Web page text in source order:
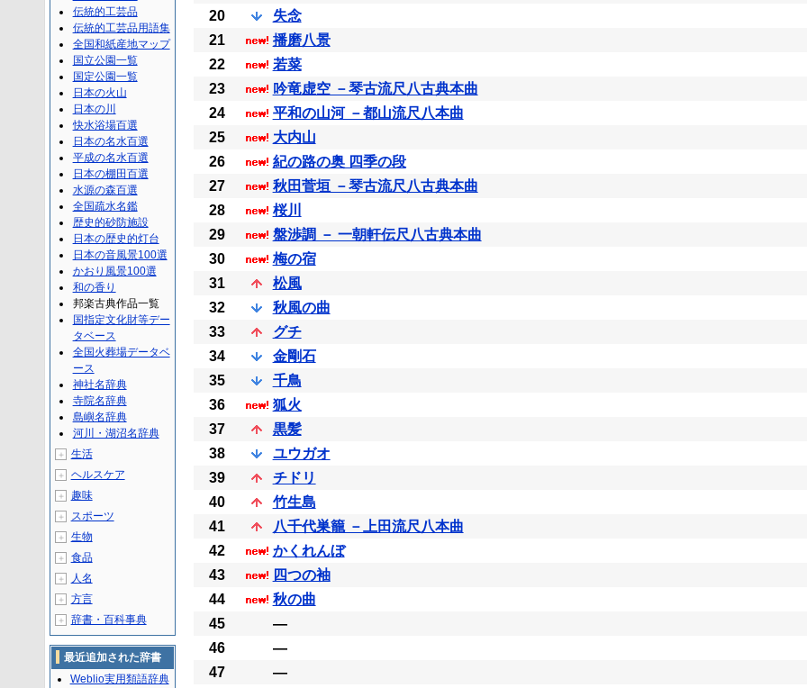
20
失念
21
播磨八景
22
若菜
23
吟竜虚空 －琴古流尺八古典本曲
24
平和の山河 －都山流尺八本曲
25
大内山
26
紀の路の奥 四季の段
27
秋田菅垣 －琴古流尺八古典本曲
28
桜川
29
盤渉調 － 一朝軒伝尺八古典本曲
30
梅の宿
31
松風
32
秋風の曲
33
グチ
34
金剛石
35
千鳥
36
狐火
37
黒髪
38
ユウガオ
39
チドリ
40
竹生島
41
八千代巣籠 －上田流尺八本曲
42
かくれんぼ
43
四つの袖
44
秋の曲
45
―
46
―
47
―
伝統的工芸品
伝統的工芸品用語集
全国和紙産地マップ
国立公園一覧
国定公園一覧
日本の火山
日本の川
快水浴場百選
日本の名水百選
平成の名水百選
日本の棚田百選
水源の森百選
全国疏水名鑑
歴史的砂防施設
日本の歴史的灯台
日本の音風景100選
かおり風景100選
和の香り
邦楽古典作品一覧
国指定文化財等デー
タベース
全国火葬場データベ
ース
神社名辞典
寺院名辞典
島嶼名辞典
河川・湖沼名辞典
＋ 生活
＋ ヘルスケア
＋ 趣味
＋ スポーツ
＋ 生物
＋ 食品
＋ 人名
＋ 方言
＋ 辞書・百科事典
最近追加された辞書
Weblio実用類語辞典